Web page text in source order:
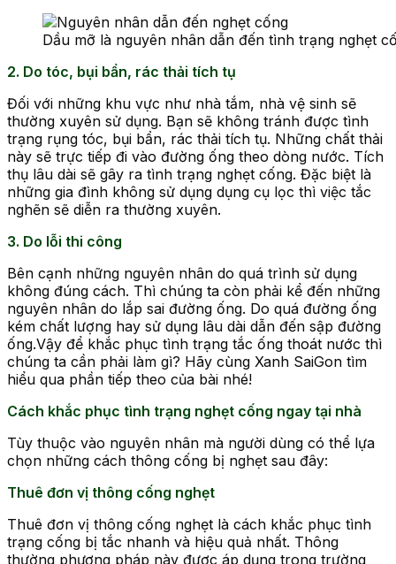
Dầu mỡ là nguyên nhân dẫn đến tình trạng nghẹt
2. Do tóc, bụi bẩn, rác thải tích tụ
Đối với những khu vực như nhà tắm, nhà vệ sinh sẽ
thường xuyên sử dụng. Bạn sẽ không tránh được tình
trạng rụng tóc, bụi bẩn, rác thải tích tụ. Những chất thải
này sẽ trực tiếp đi vào đường ống theo dòng nước. Tích
thụ lâu dài sẽ gây ra tình trạng nghẹt cống. Đặc biệt là
những gia đình không sử dụng dụng cụ lọc thì việc tắc
nghẽn sẽ diễn ra thường xuyên.
3. Do lỗi thi công
Bên cạnh những nguyên nhân do quá trình sử dụng
không đúng cách. Thì chúng ta còn phải kể đến những
nguyên nhân do lắp sai đường ống. Do quá đường ống
kém chất lượng hay sử dụng lâu dài dẫn đến sập đường
ống.Vậy để khắc phục tình trạng tắc ống thoát nước thì
chúng ta cần phải làm gì? Hãy cùng Xanh SaiGon tìm
hiểu qua phần tiếp theo của bài nhé!
Cách khắc phục tình trạng nghẹt cống ngay tại nhà
Tùy thuộc vào nguyên nhân mà người dùng có thể lựa
chọn những cách thông cống bị nghẹt sau đây:
Thuê đơn vị thông cống nghẹt
Thuê đơn vị thông cống nghẹt là cách khắc phục tình
trạng cống bị tắc nhanh và hiệu quả nhất. Thông
thường phương pháp này được áp dụng trong trường